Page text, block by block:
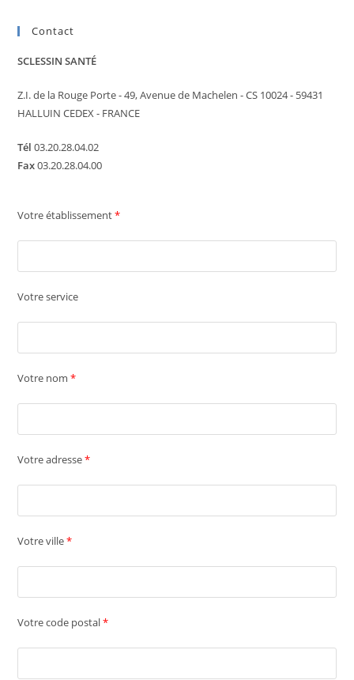
Contact
SCLESSIN SANTÉ
Z.I. de la Rouge Porte - 49, Avenue de Machelen - CS 10024 - 59431
HALLUIN CEDEX - FRANCE
Tél 03.20.28.04.02
Fax03.20.28.04.00
Votre établissement*
Votre service
Votre nom*
Votre adresse*
Votre ville*
Votre code postal*